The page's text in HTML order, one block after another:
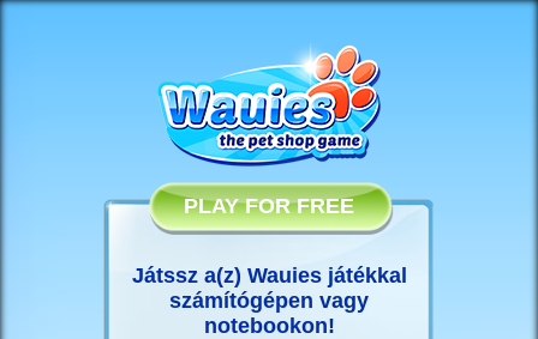
PLAY FOR FREE
Játssz a(z) Wauies játékkal
számítógépen vagy
notebookon!